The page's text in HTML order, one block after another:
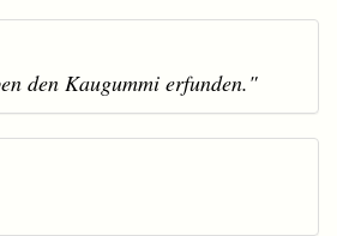
den Kaugummi erfunden."